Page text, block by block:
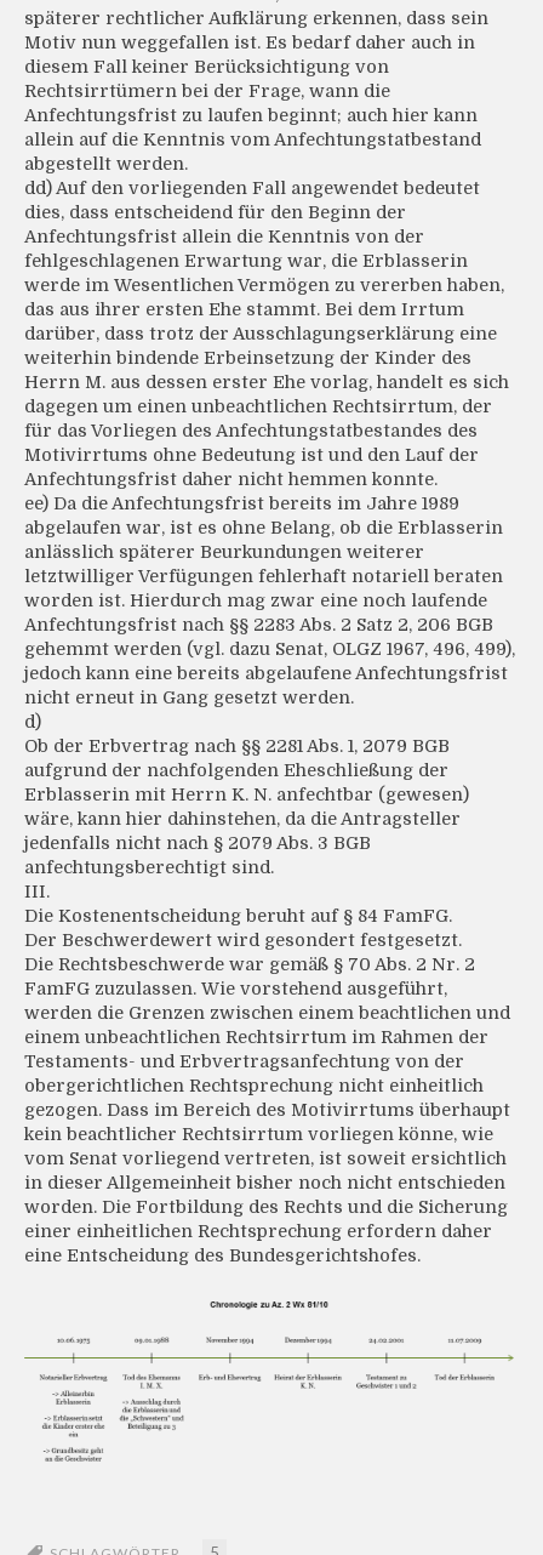
späterer rechtlicher Aufklärung erkennen, dass sein
Motiv nun weggefallen ist. Es bedarf daher auch in
diesem Fall keiner Berücksichtigung von
Rechtsirrtümern bei der Frage, wann die
Anfechtungsfrist zu laufen beginnt; auch hier kann
allein auf die Kenntnis vom Anfechtungstatbestand
abgestellt werden.
dd) Auf den vorliegenden Fall angewendet bedeutet
dies, dass entscheidend für den Beginn der
Anfechtungsfrist allein die Kenntnis von der
fehlgeschlagenen Erwartung war, die Erblasserin
werde im Wesentlichen Vermögen zu vererben haben,
das aus ihrer ersten Ehe stammt. Bei dem Irrtum
darüber, dass trotz der Ausschlagungserklärung eine
weiterhin bindende Erbeinsetzung der Kinder des
Herrn M. aus dessen erster Ehe vorlag, handelt es sich
dagegen um einen unbeachtlichen Rechtsirrtum, der
für das Vorliegen des Anfechtungstatbestandes des
Motivirrtums ohne Bedeutung ist und den Lauf der
Anfechtungsfrist daher nicht hemmen konnte.
ee) Da die Anfechtungsfrist bereits im Jahre 1989
abgelaufen war, ist es ohne Belang, ob die Erblasserin
anlässlich späterer Beurkundungen weiterer
letztwilliger Verfügungen fehlerhaft notariell beraten
worden ist. Hierdurch mag zwar eine noch laufende
Anfechtungsfrist nach §§ 2283 Abs. 2 Satz 2, 206 BGB
gehemmt werden (vgl. dazu Senat, OLGZ 1967, 496, 499),
jedoch kann eine bereits abgelaufene Anfechtungsfrist
nicht erneut in Gang gesetzt werden.
d)
Ob der Erbvertrag nach §§ 2281 Abs. 1, 2079 BGB
aufgrund der nachfolgenden Eheschließung der
Erblasserin mit Herrn K. N. anfechtbar (gewesen)
wäre, kann hier dahinstehen, da die Antragsteller
jedenfalls nicht nach § 2079 Abs. 3 BGB
anfechtungsberechtigt sind.
III.
Die Kostenentscheidung beruht auf § 84 FamFG.
Der Beschwerdewert wird gesondert festgesetzt.
Die Rechtsbeschwerde war gemäß § 70 Abs. 2 Nr. 2
FamFG zuzulassen. Wie vorstehend ausgeführt,
werden die Grenzen zwischen einem beachtlichen und
einem unbeachtlichen Rechtsirrtum im Rahmen der
Testaments- und Erbvertragsanfechtung von der
obergerichtlichen Rechtsprechung nicht einheitlich
gezogen. Dass im Bereich des Motivirrtums überhaupt
kein beachtlicher Rechtsirrtum vorliegen könne, wie
vom Senat vorliegend vertreten, ist soweit ersichtlich
in dieser Allgemeinheit bisher noch nicht entschieden
worden. Die Fortbildung des Rechts und die Sicherung
einer einheitlichen Rechtsprechung erfordern daher
eine Entscheidung des Bundesgerichtshofes.